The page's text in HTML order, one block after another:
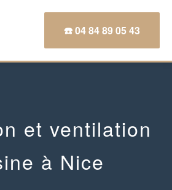
☎️ 04 84 89 05 43
et ventilation
à Nice